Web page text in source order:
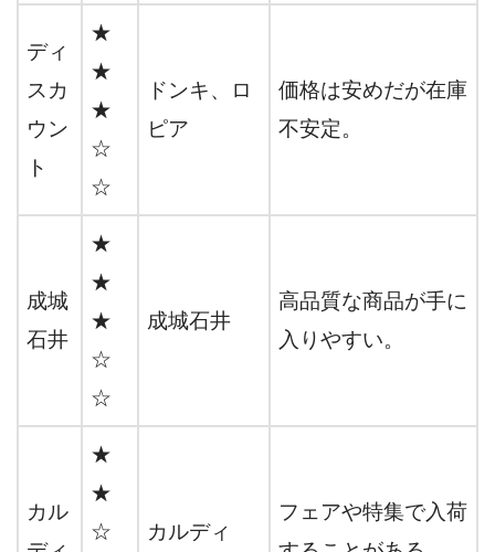
ディ
スカ
ウン
ト
★
★
★
☆
☆
ドンキ、ロ
ピア
価格は安めだが在庫
不安定。
成城
石井
★
★
★
☆
☆
成城石井
高品質な商品が手に
入りやすい。
カル
★
★
☆
カルディ
フェアや特集で入荷